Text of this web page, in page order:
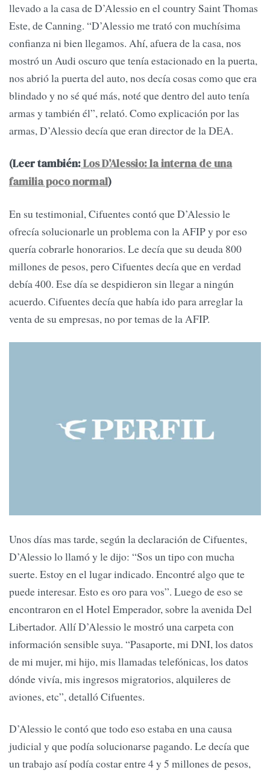
llevado a la casa de D’Alessio en el country Saint Thomas
Este, de Canning. “D’Alessio me trató con muchísima
confianza ni bien llegamos. Ahí, afuera de la casa, nos
mostró un Audi oscuro que tenía estacionado en la puerta,
nos abrió la puerta del auto, nos decía cosas como que era
blindado y no sé qué más, noté que dentro del auto tenía
armas y también él”, relató. Como explicación por las
armas, D’Alessio decía que eran director de la DEA.
(Leer también:Los D’Alessio: la interna de una
familia poco normal)
En su testimonial, Cifuentes contó que D’Alessio le
ofrecía solucionarle un problema con la AFIP y por eso
quería cobrarle honorarios. Le decía que su deuda 800
millones de pesos, pero Cifuentes decía que en verdad
debía 400. Ese día se despidieron sin llegar a ningún
acuerdo. Cifuentes decía que había ido para arreglar la
venta de su empresas, no por temas de la AFIP.
Unos días mas tarde, según la declaración de Cifuentes,
D’Alessio lo llamó y le dijo: “Sos un tipo con mucha
suerte. Estoy en el lugar indicado. Encontré algo que te
puede interesar. Esto es oro para vos”. Luego de eso se
encontraron en el Hotel Emperador, sobre la avenida Del
Libertador. Allí D’Alessio le mostró una carpeta con
información sensible suya. “Pasaporte, mi DNI, los datos
de mi mujer, mi hijo, mis llamadas telefónicas, los datos
dónde vivía, mis ingresos migratorios, alquileres de
aviones, etc”, detalló Cifuentes.
D’Alessio le contó que todo eso estaba en una causa
judicial y que podía solucionarse pagando. Le decía que
un trabajo así podía costar entre 4 y 5 millones de pesos,